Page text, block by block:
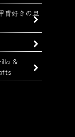
冑好きの旦
&